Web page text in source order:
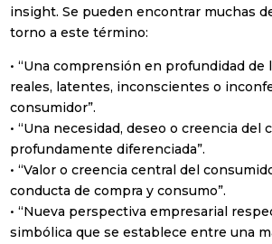
insight. Se pueden encontrar muchas
torno a este término:
• “Una comprensión en profundidad de
reales, latentes, inconscientes o
consumidor”.
• “Una necesidad, deseo o creencia del
profundamente diferenciada”.
• “Valor o creencia central del
conducta de compra y consumo”.
• “Nueva perspectiva empresarial
simbólica que se establece entre una